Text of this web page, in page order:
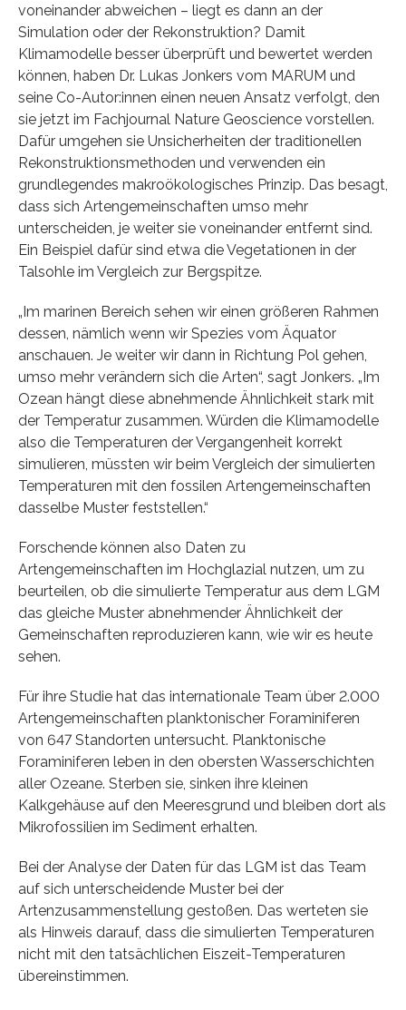
voneinander abweichen – liegt es dann an der
Simulation oder der Rekonstruktion? Damit
Klimamodelle besser überprüft und bewertet werden
können, haben Dr. Lukas Jonkers vom MARUM und
seine Co-Autor:innen einen neuen Ansatz verfolgt, den
sie jetzt im Fachjournal Nature Geoscience vorstellen.
Dafür umgehen sie Unsicherheiten der traditionellen
Rekonstruktionsmethoden und verwenden ein
grundlegendes makroökologisches Prinzip. Das besagt,
dass sich Artengemeinschaften umso mehr
unterscheiden, je weiter sie voneinander entfernt sind.
Ein Beispiel dafür sind etwa die Vegetationen in der
Talsohle im Vergleich zur Bergspitze.
„Im marinen Bereich sehen wir einen größeren Rahmen
dessen, nämlich wenn wir Spezies vom Äquator
anschauen. Je weiter wir dann in Richtung Pol gehen,
umso mehr verändern sich die Arten“, sagt Jonkers. „Im
Ozean hängt diese abnehmende Ähnlichkeit stark mit
der Temperatur zusammen. Würden die Klimamodelle
also die Temperaturen der Vergangenheit korrekt
simulieren, müssten wir beim Vergleich der simulierten
Temperaturen mit den fossilen Artengemeinschaften
dasselbe Muster feststellen.“
Forschende können also Daten zu
Artengemeinschaften im Hochglazial nutzen, um zu
beurteilen, ob die simulierte Temperatur aus dem LGM
das gleiche Muster abnehmender Ähnlichkeit der
Gemeinschaften reproduzieren kann, wie wir es heute
sehen.
Für ihre Studie hat das internationale Team über 2.000
Artengemeinschaften planktonischer Foraminiferen
von 647 Standorten untersucht. Planktonische
Foraminiferen leben in den obersten Wasserschichten
aller Ozeane. Sterben sie, sinken ihre kleinen
Kalkgehäuse auf den Meeresgrund und bleiben dort als
Mikrofossilien im Sediment erhalten.
Bei der Analyse der Daten für das LGM ist das Team
auf sich unterscheidende Muster bei der
Artenzusammenstellung gestoßen. Das werteten sie
als Hinweis darauf, dass die simulierten Temperaturen
nicht mit den tatsächlichen Eiszeit-Temperaturen
übereinstimmen.